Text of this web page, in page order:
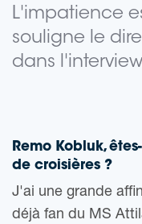
L'impatience
souligne le
dans
Remo Kobluk,
de croisières ?
J'ai une grande
déjà fan du MS